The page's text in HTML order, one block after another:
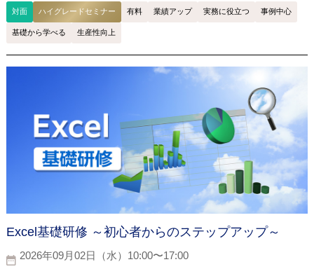
対面 ハイグレードセミナー 有料 業績アップ 実務に役立つ 事例中心
基礎から学べる 生産性向上
Excel基礎研修 ～初心者からのステップアップ～
2026年09月02日（水）10:00〜17:00